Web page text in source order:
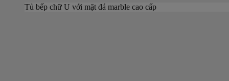
Tủ bếp chữ U với mặt đá marble cao cấp